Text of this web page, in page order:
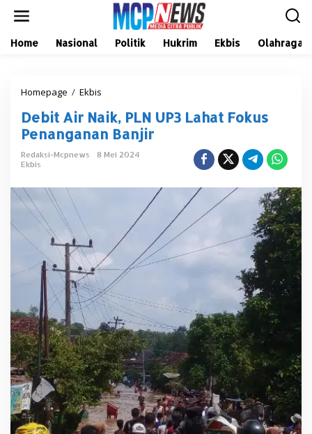
Home Nasional Politik Hukrim Ekbis Olahraga
Homepage / Ekbis
b
i
t
A
P
L
N
U
P
L
a
h
a
F
o
k
u
Debit Air Naik, PLN UP3 Lahat Fokus
Penanganan Banjir
Redaksi-Mcpnews
8 Mei 2024
Ekbis